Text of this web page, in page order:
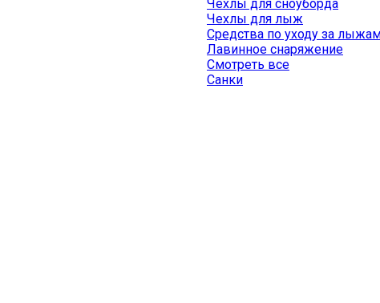
Чехлы для сноуборда
Чехлы для лыж
Средства по уходу за
Лавинное снаряжение
Смотреть все
Санки